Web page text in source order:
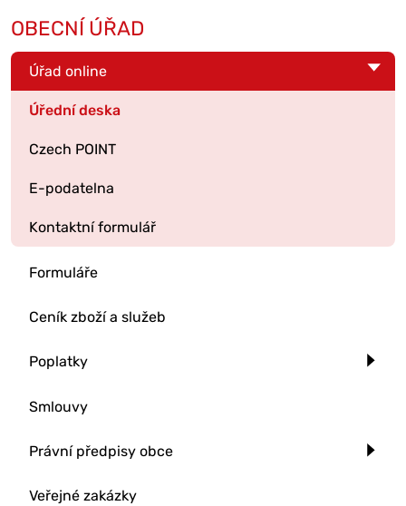
OBECNÍ ÚŘAD
Úřad online
Úřední deska
Czech POINT
E-podatelna
Kontaktní formulář
Formuláře
Ceník zboží a služeb
Poplatky
Smlouvy
Právní předpisy obce
Veřejné zakázky